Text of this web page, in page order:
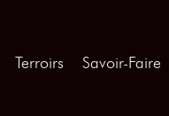
Terroirs Savoir-Faire